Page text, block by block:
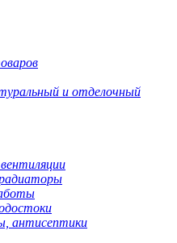
и отделочный
антисептики